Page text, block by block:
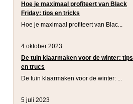
Hoe je maximaal profiteert van Black
Friday: tips en tricks
Hoe je maximaal profiteert van Blac...
4 oktober 2023
De tuin klaarmaken voor de winter: tips
en trucs
De tuin klaarmaken voor de winter: ...
5 juli 2023